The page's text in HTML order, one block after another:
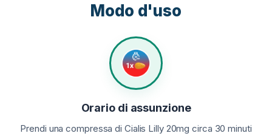
Modo d'uso
Orario di assunzione
Prendi una compressa di Cialis Lilly 20mg circa 30 minuti